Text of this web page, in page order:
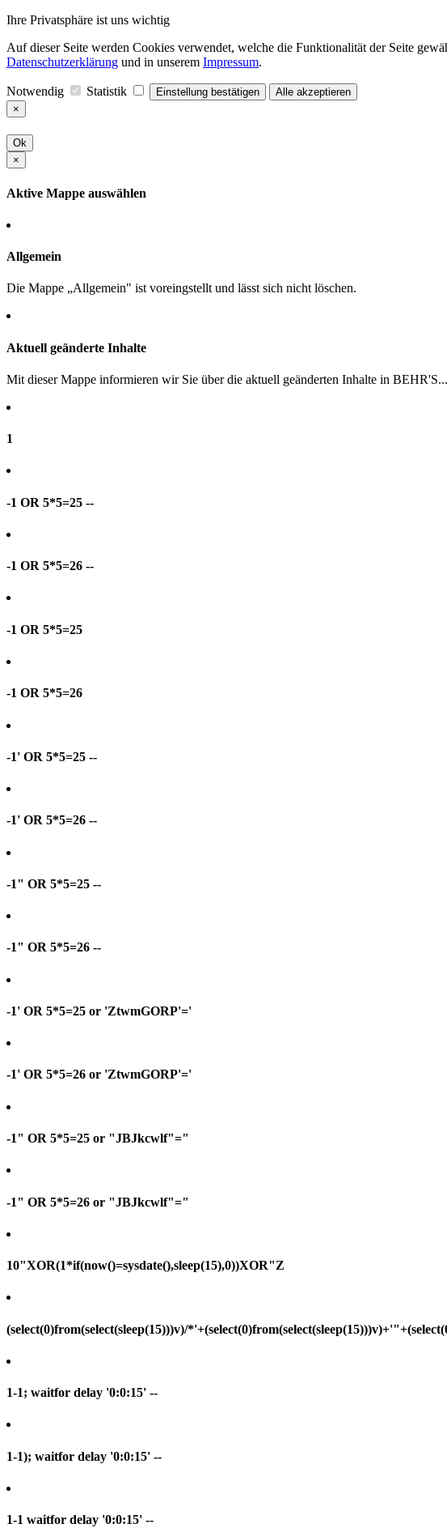
Ihre Privatsphäre ist uns wichtig
Auf dieser Seite werden Cookies verwendet, welche die Funktionalität der Seite
Datenschutzerklärung und in unserem Impressum.
Notwendig Statistik Einstellung bestätigen
Alle akzeptieren
×
Ok
×
Aktive Mappe auswählen
Allgemein
Die Mappe „Allgemein" ist voreingstellt und lässt sich nicht löschen.
Aktuell geänderte Inhalte
Mit dieser Mappe informieren wir Sie über die aktuell geänderten Inhalte in
1
-1 OR 5*5=25 --
-1 OR 5*5=26 --
-1 OR 5*5=25
-1 OR 5*5=26
-1' OR 5*5=25 --
-1' OR 5*5=26 --
-1" OR 5*5=25 --
-1" OR 5*5=26 --
-1' OR 5*5=25 or 'ZtwmGORP'='
-1' OR 5*5=26 or 'ZtwmGORP'='
-1" OR 5*5=25 or "JBJkcwlf"="
-1" OR 5*5=26 or "JBJkcwlf"="
10"XOR(1*if(now()=sysdate(),sleep(15),0))XOR"Z
(select(0)from(select(sleep(15)))v)/
1-1; waitfor delay '0:0:15' --
1-1); waitfor delay '0:0:15' --
1-1 waitfor delay '0:0:15' --